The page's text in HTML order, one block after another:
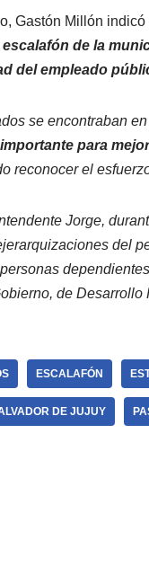
Gastón Millón indicó
de la
del empleado
se encontraban
para
reconocer el
Jorge,
del
de
ESCALAFÓN
DE JUJUY